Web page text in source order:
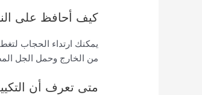
كيف أحافظ على
يمكنك ارتداء الحجاب
من الخارج وحمل الجل
متى تعرف أن